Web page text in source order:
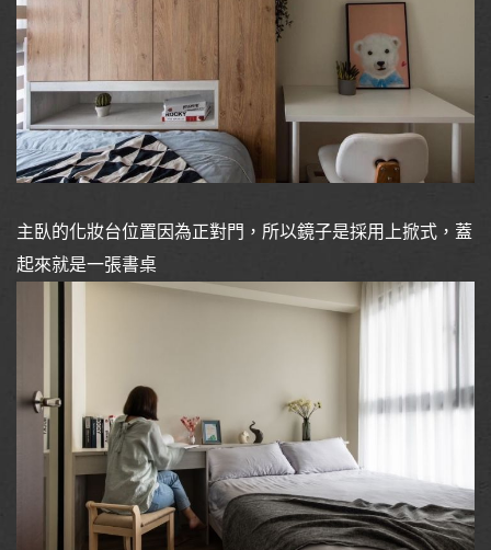
主臥的化妝台位置因為正對門，所以鏡子是採用上掀式，蓋
起來就是一張書桌